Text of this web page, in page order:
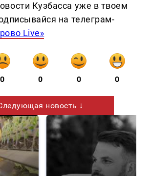
Кузбасса уже в твоем
на телеграм-
Live»
0 0 0 0
новость ↓